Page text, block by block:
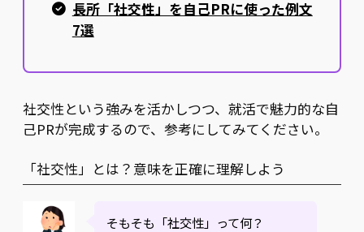
長所「社交性」を自己PRに使った例文
7選
社交性という強みを活かしつつ、就活で魅力的な自
己PRが完成するので、参考にしてみてください。
「社交性」とは？意味を正確に理解しよう
そもそも「社交性」って何？